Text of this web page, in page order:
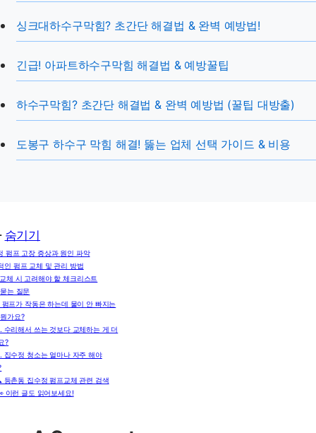
싱크대하수구막힘? 초간단 해결법 & 완벽 예방법!
긴급! 아파트하수구막힘 해결법 & 예방꿀팁
하수구막힘? 초간단 해결법 & 완벽 예방법 (꿀팁 대방출)
도봉구 하수구 막힘 해결! 뚫는 업체 선택 가이드 & 비용
숨기기
펌프 고장 증상과 원인 파악
인 펌프 교체 및 관리 방법
체 시 고려해야 할 체크리스트
는 질문
펌프가 작동은 하는데 물이 안 빠지는
가요?
수리해서 쓰는 것보다 교체하는 게 더
?
집수정 청소는 얼마나 자주 해야
등촌동 집수정 펌프교체 관련 검색
이런 글도 읽어보세요!